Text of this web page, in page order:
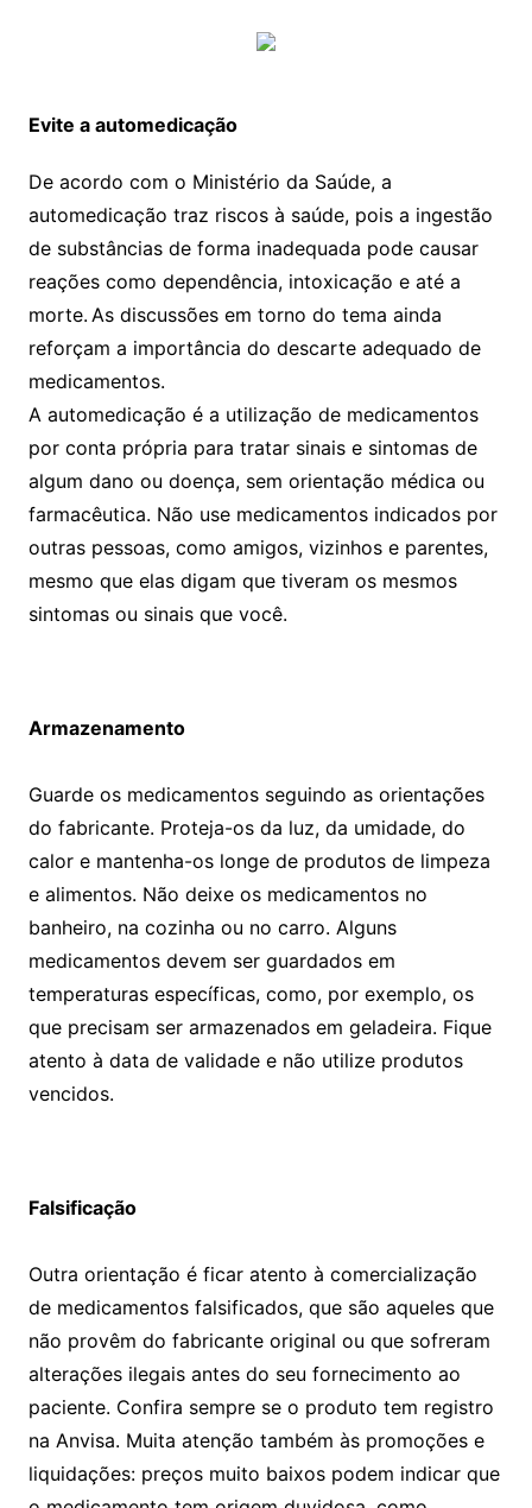
Evite a automedicação
De acordo com o Ministério da Saúde, a
automedicação traz riscos à saúde, pois a ingestão
de substâncias de forma inadequada pode causar
reações como dependência, intoxicação e até a
morte. As discussões em torno do tema ainda
reforçam a importância do descarte adequado de
medicamentos.
A automedicação é a utilização de medicamentos
por conta própria para tratar sinais e sintomas de
algum dano ou doença, sem orientação médica ou
farmacêutica. Não use medicamentos indicados por
outras pessoas, como amigos, vizinhos e parentes,
mesmo que elas digam que tiveram os mesmos
sintomas ou sinais que você.
Armazenamento
Guarde os medicamentos seguindo as orientações
do fabricante. Proteja-os da luz, da umidade, do
calor e mantenha-os longe de produtos de limpeza
e alimentos. Não deixe os medicamentos no
banheiro, na cozinha ou no carro. Alguns
medicamentos devem ser guardados em
temperaturas específicas, como, por exemplo, os
que precisam ser armazenados em geladeira. Fique
atento à data de validade e não utilize produtos
vencidos.
Falsificação
Outra orientação é ficar atento à comercialização
de medicamentos falsificados, que são aqueles que
não provêm do fabricante original ou que sofreram
alterações ilegais antes do seu fornecimento ao
paciente. Confira sempre se o produto tem registro
na Anvisa. Muita atenção também às promoções e
liquidações: preços muito baixos podem indicar que